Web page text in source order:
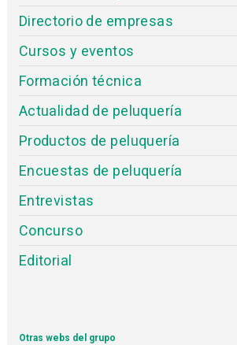
Directorio de empresas
Cursos y eventos
Formación técnica
Actualidad de peluquería
Productos de peluquería
Encuestas de peluquería
Entrevistas
Concurso
Editorial
Otras webs del grupo